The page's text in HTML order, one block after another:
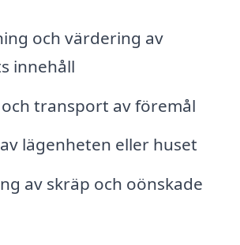
och värdering av
innehåll
transport av föremål
lägenheten eller huset
av skräp och oönskade